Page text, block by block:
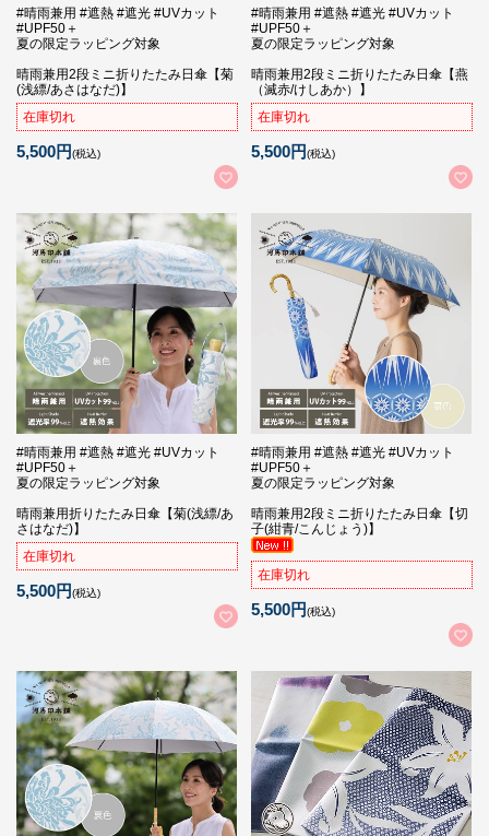
#晴雨兼用 #遮熱 #遮光 #UVカット
#UPF50＋
夏の限定ラッピング対象
晴雨兼用2段ミニ折りたたみ日傘【菊
(浅縹/あさはなだ)】
在庫切れ
5,500円(税込)
#晴雨兼用 #遮熱 #遮光 #UVカット
#UPF50＋
夏の限定ラッピング対象
晴雨兼用2段ミニ折りたたみ日傘【燕
（滅赤/けしあか）】
在庫切れ
5,500円(税込)
#晴雨兼用 #遮熱 #遮光 #UVカット
#UPF50＋
夏の限定ラッピング対象
晴雨兼用折りたたみ日傘【菊(浅縹/あ
さはなだ)】
在庫切れ
5,500円(税込)
#晴雨兼用 #遮熱 #遮光 #UVカット
#UPF50＋
夏の限定ラッピング対象
晴雨兼用2段ミニ折りたたみ日傘【切
子(紺青/こんじょう)】
在庫切れ
5,500円(税込)